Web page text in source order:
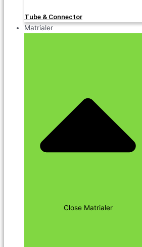
Tube & Connector
Matrialer
Close Matrialer